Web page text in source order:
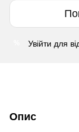
Увійти для
Опис